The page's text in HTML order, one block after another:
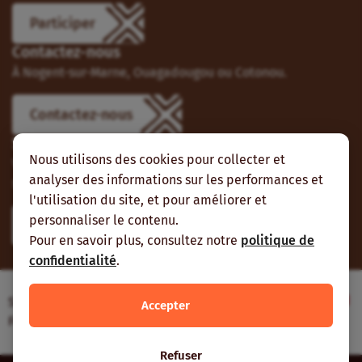
Nous utilisons des cookies pour collecter et
analyser des informations sur les performances et
l'utilisation du site, et pour améliorer et
personnaliser le contenu.
Pour en savoir plus, consultez notre politique de
confidentialité.
Accepter
Refuser
Participer
Contactez-nous
À Nogent-sur-Marne, Ouagadougou ou Cotonou.
Contactez-nous
Suivez-nous
Vous pouvez aussi vous abonner à nos flux RSS et nous
suivre sur les réseaux sociaux.
Site web réalisé avec le soutien de l’Agence
Française de Développement